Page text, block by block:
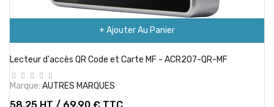
+ Ajouter Au Panier
Lecteur d'accès QR Code et Carte MF - ACR207-QR-MF
Marque: AUTRES MARQUES